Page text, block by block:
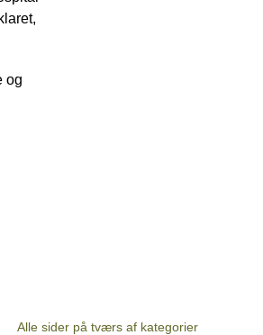
og
Alle sider på tværs af kategorier